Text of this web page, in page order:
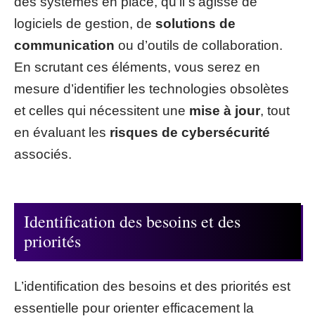
logiciels de gestion, de solutions de
communication ou d’outils de collaboration.
En scrutant ces éléments, vous serez en
mesure d’identifier les technologies obsolètes
et celles qui nécessitent une mise à jour, tout
en évaluant les risques de cybersécurité
associés.
Identification des besoins et des
priorités
L’identification des besoins et des priorités est
essentielle pour orienter efficacement la